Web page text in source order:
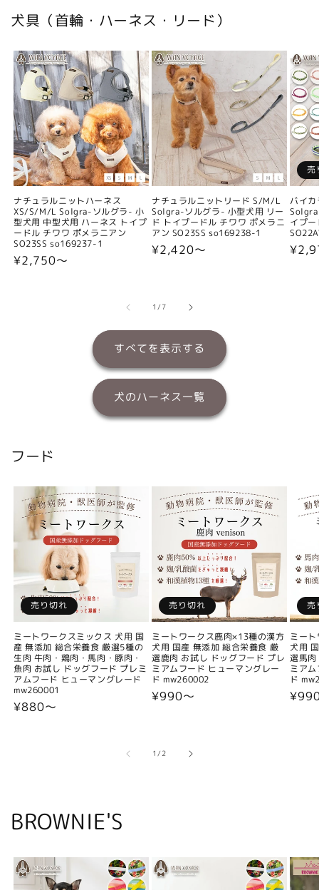
犬具（首輪・ハーネス・リード）
ナチュラルニットハーネス
XS/S/M/L Solgra-ソルグラ- 小
型犬用 中型犬用 ハーネス トイプ
ードル チワワ ポメラニアン
SO23SS so169237-1
通
¥2,750〜
ナチュラルニットリード S/M/L
Solgra-ソルグラ- 小型犬用 リー
ド トイプードル チワワ ポメラニ
アン SO23SS so169238-1
通
¥2,420〜
売
バイ
イプ
通
1/の
7
すべてを表示する
犬のハーネス一覧
フード
売り切れ
ミートワークスミックス 犬用 国
産 無添加 総合栄養食 厳選5種の
生肉 牛肉・鶏肉・馬肉・豚肉・
魚肉 お試し ドッグフード プレミ
アムフード ヒューマングレード
mw260001
通
¥880〜
売り切れ
ミートワークス鹿肉×13種の漢方
犬用 国産 無添加 総合栄養食 厳
選鹿肉 お試し ドッグフード プレ
ミアムフード ヒューマングレー
ド mw260002
通
¥990〜
売
ミー
犬用
選馬
ミア
ド
通
1/の
2
BROWNIE'S